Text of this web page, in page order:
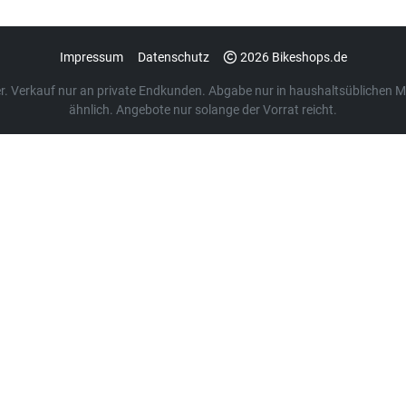
Impressum Datenschutz 2026 Bikeshops.de
Verkauf nur an private Endkunden. Abgabe nur in haushaltsüblichen
ähnlich. Angebote nur solange der Vorrat reicht.